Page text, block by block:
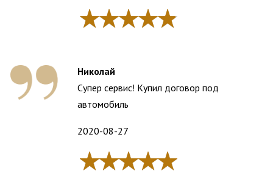
Николай
Супер сервис! Купил договор под
автомобиль
2020-08-27